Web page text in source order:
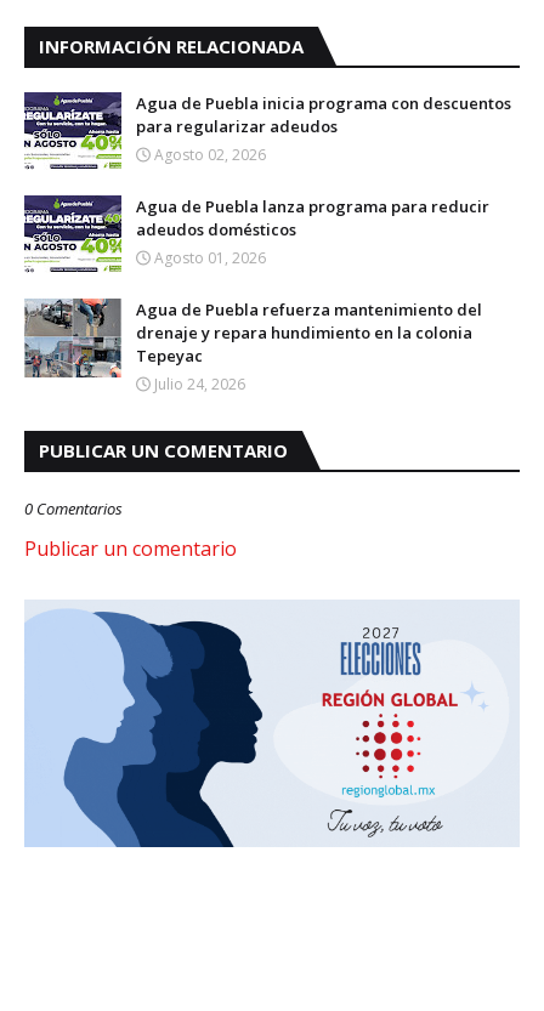
INFORMACIÓN RELACIONADA
Agua de Puebla inicia programa con descuentos
para regularizar adeudos
Agosto 02, 2026
Agua de Puebla lanza programa para reducir
adeudos domésticos
Agosto 01, 2026
Agua de Puebla refuerza mantenimiento del
drenaje y repara hundimiento en la colonia
Tepeyac
Julio 24, 2026
PUBLICAR UN COMENTARIO
0 Comentarios
Publicar un comentario